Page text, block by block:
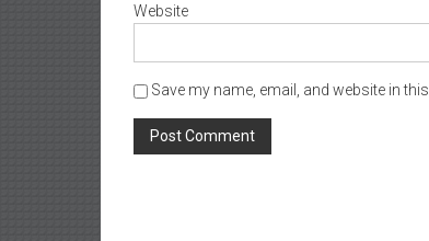
Website
Save my name, email, and website in